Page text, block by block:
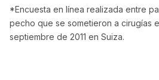
*Encuesta en línea realizada entre
pecho que se sometieron a cirugías
septiembre de 2011 en Suiza.